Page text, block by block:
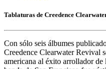
Tablaturas de Creedence
Con sólo seis álbumes
Creedence Clearwater Revival
americana al éxito arrollador de